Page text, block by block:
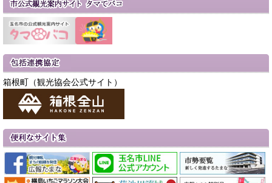
箱根町（観光協会公式サイト）